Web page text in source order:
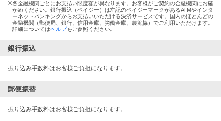
※各金融機関ごとにお支払い限度額が異なります。お客様がご契約の金融機関にお確
かめください。銀行振込（ペイジー）は左記のペイジーマークがあるATMやインタ
ーネットバンキングからお支払いいただける決済サービスです。国内のほとんどの
金融機関（郵便局、銀行、信用金庫、労働金庫、農漁協）でご利用いただけます。
詳細についてはヘルプをご参照ください。
銀行振込
振り込み手数料はお客様ご負担になります。
郵便振替
振り込み手数料はお客様ご負担になります。